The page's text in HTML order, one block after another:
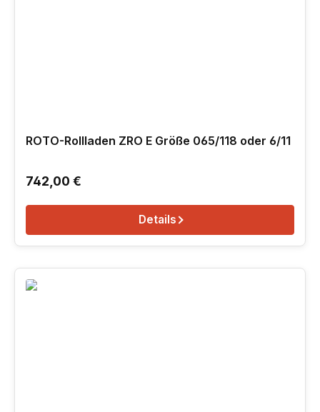
ROTO-Rollladen ZRO E Größe 065/118 oder 6/11
Regulärer Preis:
742,00 €
Details